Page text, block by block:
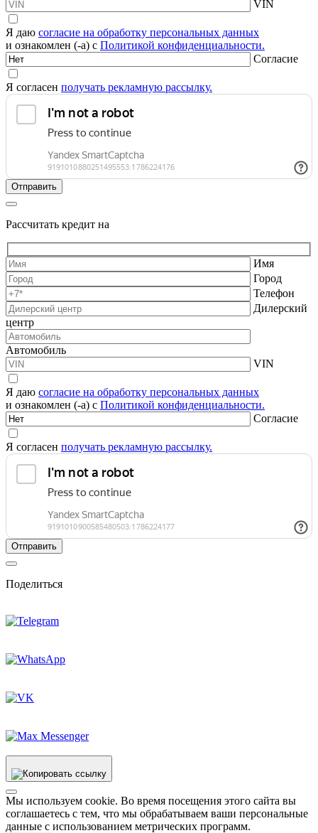
VIN
Я даю согласие на обработку персональных данных
и ознакомлен (-а) с Политикой конфиденциальности.
Согласие
Я согласен получать рекламную рассылку.
Рассчитать кредит на
Имя
Город
Телефон
Дилерский
центр
Автомобиль
VIN
Я даю согласие на обработку персональных данных
и ознакомлен (-а) с Политикой конфиденциальности.
Согласие
Я согласен получать рекламную рассылку.
Поделиться
Мы используем cookie. Во время посещения этого сайта вы
соглашаетесь с тем, что мы обрабатываем ваши персональные
данные с использованием метрических программ.